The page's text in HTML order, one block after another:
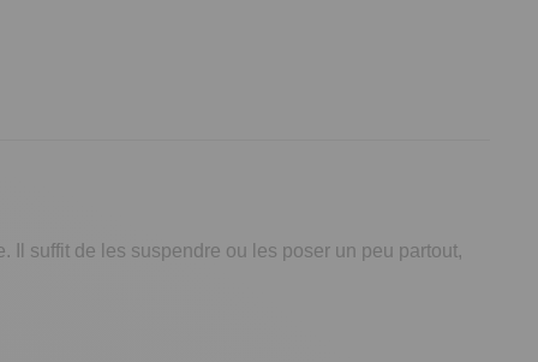
Il suffit de les suspendre ou les poser un peu partout,